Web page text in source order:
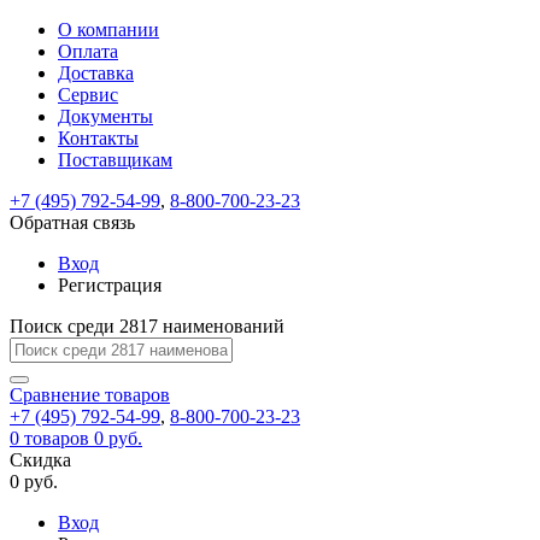
ВходРегистрация
Только
test@example.com
отправлена
по
ней
для
регистрации.
Ок
Только
Запомнить
меня
Забыли
Восстановление
пароля
Заполните
форму.
Мы
отправим
ссылку
на
указанный
электронный
адрес,
перейдя
по
которой
вы
новый
На
вашу
test@test.ru
отправлена
ссылка.
Перейдите
по
для
смены
пароля.
Введите
новый
пароль
Сменить
Пароль
успешно
Войти
Обратная
связь
Сообщение
пользовательского
соглашения
Ваше
сообщение
успешно
О компании
Оплата
Доставка
Сервис
Документы
Контакты
Поставщикам
+7 (495) 792-54-99, 8-800-700-23-23
Обратная связь
Вход
Регистрация
Поиск среди 2817 наименований
Сравнение товаров
+7 (495) 792-54-99, 8-800-700-23-23
0 товаров 0 руб.
Скидка
0 руб.
Вход